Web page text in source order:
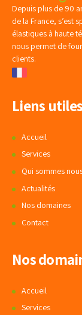
Depuis plus de 90
de la France, s’est
élastiques à haute
nous permet de
clients.
Liens utiles
Accueil
Services
Qui sommes
Actualités
Nos domaines
Contact
Nos
Accueil
Services